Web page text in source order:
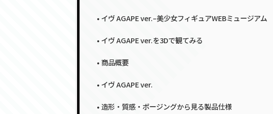
イヴ AGAPE ver.–美少女フィギュアWEBミュージアム
イヴ AGAPE ver.を3Dで観てみる
商品概要
イヴ AGAPE ver.
造形・質感・ポージングから見る製品仕様